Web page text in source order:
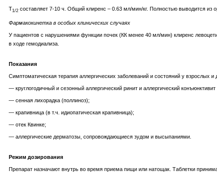
T1/2 составляет 7-10 ч. Общий клиренс – 0.63 мл/мин/кг. Полностью выводится
Фармакокинетка в особых клинических случаях
У пациентов с нарушениями функции почек (КК менее 40 мл/мин) клиренс
в ходе гемодиализа.
Показания
Симптоматическая терапия аллергических заболеваний и состояний у взрослых и
— круглогодичный и сезонный аллергический ринит и аллергический
— сенная лихорадка (поллиноз);
— крапивница (в т.ч. идиопатическая крапивница);
— отек Квинке;
— аллергические дерматозы, сопровождающиеся зудом и высыпаниями.
Режим дозирования
Препарат назначают внутрь во время приема пищи или натощак. Таблетки